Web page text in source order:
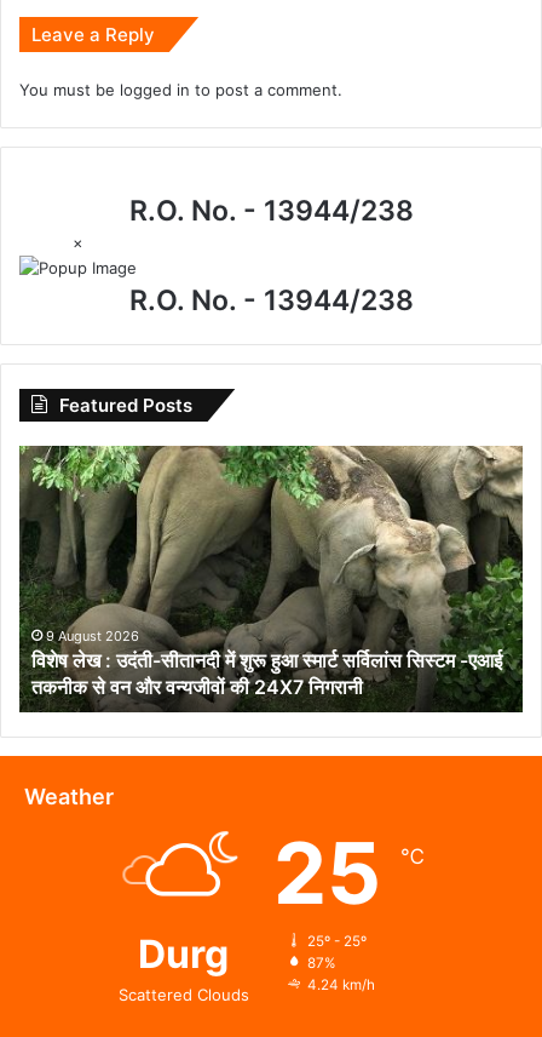
Leave a Reply
You must be logged in to post a comment.
R.O. No. - 13944/238
×
R.O. No. - 13944/238
Featured Posts
विशेष
लेख
उदंती-
सीतानदी
में
शुरू
हुआ
स्मार्ट
सर्विलांस
सिस्टम
-एआई
तकनीक
से
9 August 2026
विशेष लेख : उदंती-सीतानदी में शुरू हुआ स्मार्ट सर्विलांस सिस्टम -एआई
तकनीक से वन और वन्यजीवों की 24X7 निगरानी
Weather
Durg
Scattered Clouds
25 ℃
25º - 25º
87%
4.24 km/h